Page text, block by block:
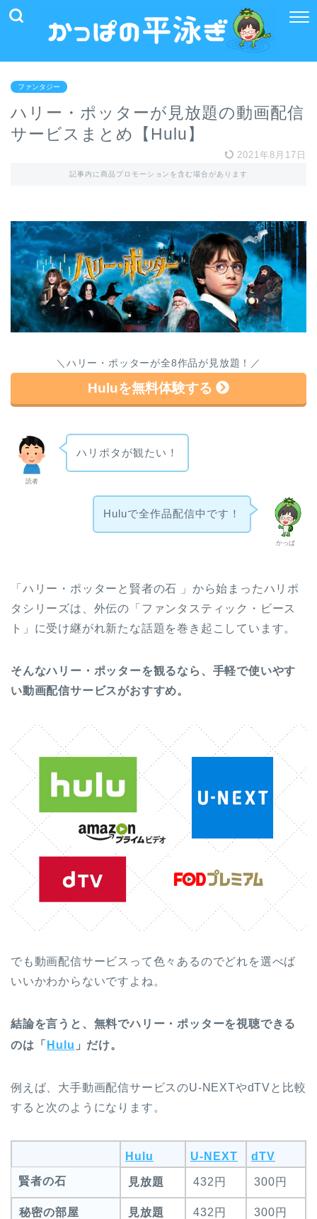
ファンタジー
ハリー・ポッターが見放題の動画配信
サービスまとめ【Hulu】
2021年8月17日
記事内に商品プロモーションを含む場合があります
＼ハリー・ポッターが全8作品が見放題！／
Huluを無料体験する
読者
ハリポタが観たい！
かっぱ
Huluで全作品配信中です！
「ハリー・ポッターと賢者の石 」から始まったハリポ
タシリーズは、外伝の「ファンタスティック・ビース
ト」に受け継がれ新たな話題を巻き起こしています。
そんなハリー・ポッターを観るなら、手軽で使いやす
い動画配信サービスがおすすめ。
でも動画配信サービスって色々あるのでどれを選べば
いいかわからないですよね。
結論を言うと、無料でハリー・ポッターを視聴できる
のは「 Hulu 」だけ。
例えば、大手動画配信サービスのU-NEXTやdTVと比較
すると次のようになります。
Hulu U-NEXT dTV
賢者の石 見放題 432円 300円
秘密の部屋 見放題 432円 300円